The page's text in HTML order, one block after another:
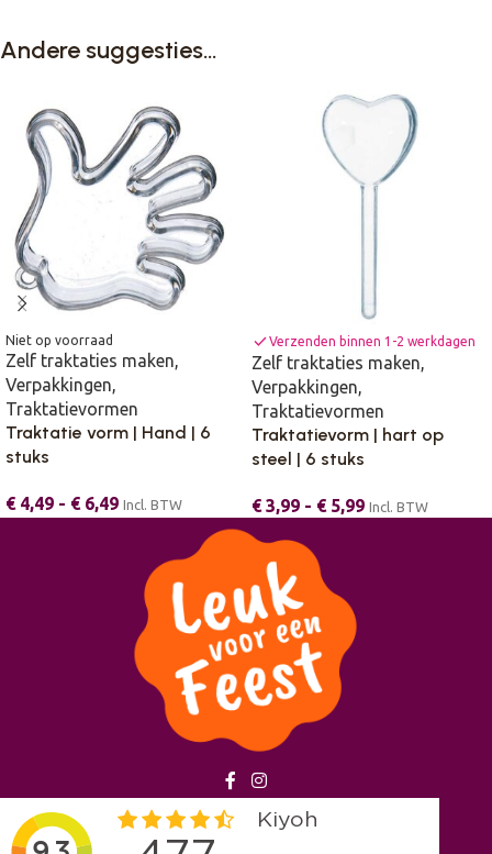
Andere suggesties…
Niet op voorraad
Zelf traktaties maken,
Verpakkingen,
Traktatievormen
Traktatie vorm | Hand | 6
stuks
€4,49 - €6,49 Incl. BTW
checkVerzenden binnen 1-2 werkdagen
Zelf traktaties maken,
Verpakkingen,
Traktatievormen
Traktatievorm | hart op
steel | 6 stuks
€3,99 - €5,99 Incl. BTW